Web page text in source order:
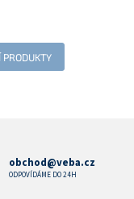
obchod@veba.cz
ODPOVÍDÁME DO 24H